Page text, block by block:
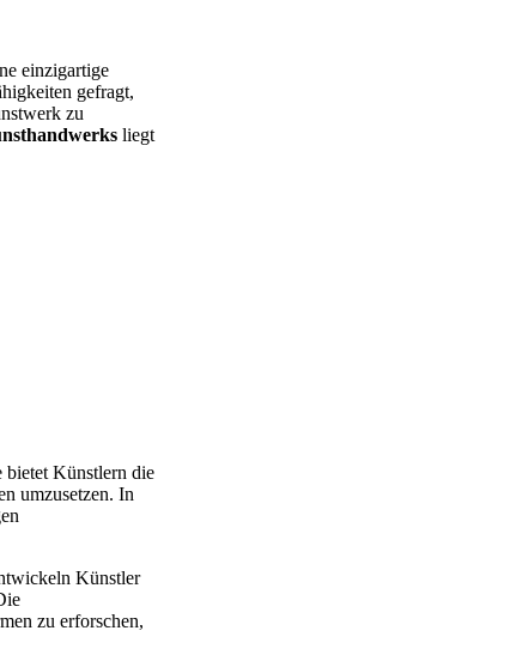
einzigartige
gefragt,
zu
liegt
bietet Künstlern die
umzusetzen. In
Künstler
zu erforschen,